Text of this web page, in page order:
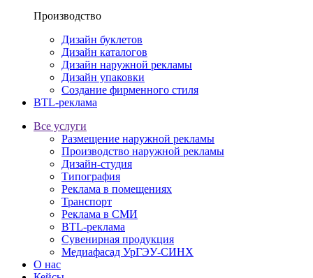
Производство
Дизайн буклетов
Дизайн каталогов
Дизайн наружной рекламы
Дизайн упаковки
Создание фирменного стиля
BTL-реклама
Все услуги
Размещение наружной рекламы
Производство наружной рекламы
Дизайн-студия
Типография
Реклама в помещениях
Транспорт
Реклама в СМИ
BTL-реклама
Сувенирная продукция
Медиафасад УрГЭУ-СИНХ
О нас